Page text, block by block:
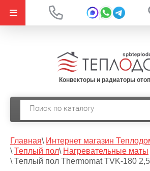
Конвекторы и радиаторы
Главная\ Интернет магазин
\ Теплый пол\ Нагревательные маты
\ Теплый пол Thermomat TVK-180